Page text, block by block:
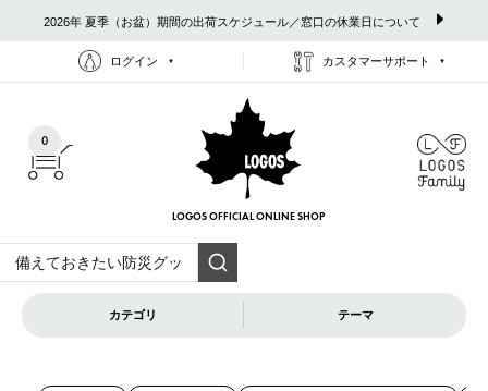
2026年 夏季（お盆）期間の出荷スケジュール／窓口の休業日について
ログイン カスタマーサポート
0
LOGOS OFFICIAL ONLINE SHOP
カテゴリ テーマ